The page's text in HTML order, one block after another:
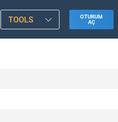
TOOLS
OTURUM
AÇ